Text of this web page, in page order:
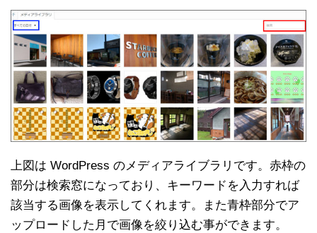
上図は WordPress のメディアライブラリです。赤枠の
部分は検索窓になっており、キーワードを入力すれば
該当する画像を表示してくれます。また青枠部分でア
ップロードした月で画像を絞り込む事ができます。